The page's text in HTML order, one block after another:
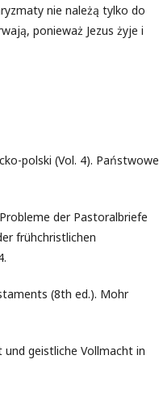
nie należą tylko do
ponieważ Jezus żyje i
polski (Vol. 4). Państwowe
der Pastoralbriefe
frühchristlichen
(8th ed.). Mohr
und geistliche Vollmacht in